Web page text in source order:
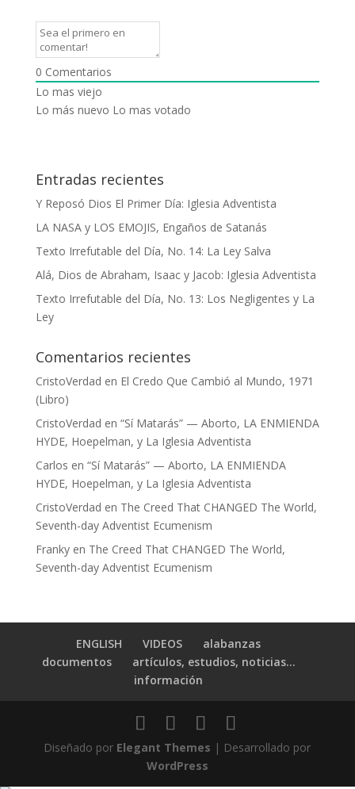
0 Comentarios
Lo mas viejo
Lo más nuevo Lo mas votado
Entradas recientes
Y Reposó Dios El Primer Día: Iglesia Adventista
LA NASA y LOS EMOJIS, Engaños de Satanás
Texto Irrefutable del Día, No. 14: La Ley Salva
Alá, Dios de Abraham, Isaac y Jacob: Iglesia Adventista
Texto Irrefutable del Día, No. 13: Los Negligentes y La
Ley
Comentarios recientes
CristoVerdad en El Credo Que Cambió al Mundo, 1971
(Libro)
CristoVerdad en “Sí Matarás” — Aborto, LA ENMIENDA
HYDE, Hoepelman, y La Iglesia Adventista
Carlos en “Sí Matarás” — Aborto, LA ENMIENDA
HYDE, Hoepelman, y La Iglesia Adventista
CristoVerdad en The Creed That CHANGED The World,
Seventh-day Adventist Ecumenism
Frankyen The Creed That CHANGED The World,
Seventh-day Adventist Ecumenism
ENGLISH VIDEOS
alabanzas
documentos
artículos, estudios, noticias…
información
Diseñado por Elegant Themes | Desarrollado por
WordPress